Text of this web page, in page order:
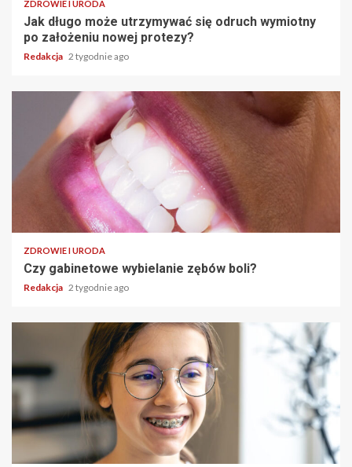
ZDROWIE I URODA
Jak długo może utrzymywać się odruch wymiotny
po założeniu nowej protezy?
Redakcja 2 tygodnie ago
ZDROWIE I URODA
Czy gabinetowe wybielanie zębów boli?
Redakcja 2 tygodnie ago